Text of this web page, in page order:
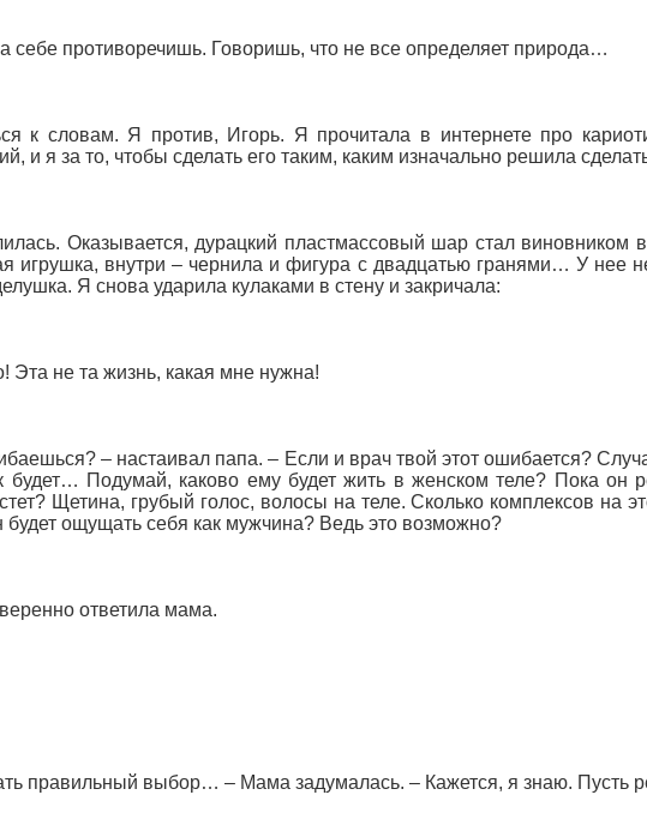
себе противоречишь. Говоришь, что не все определяет природа…
к словам. Я против, Игорь. Я прочитала в интернете про
и я за то, чтобы сделать его таким, каким изначально решила
Оказывается, дурацкий пластмассовый шар стал виновником
игрушка, внутри – чернила и фигура с двадцатью гранями… У нее
Я снова ударила кулаками в стену и закричала:
Эта не та жизнь, какая мне нужна!
– настаивал папа. – Если и врач твой этот ошибается?
будет… Подумай, каково ему будет жить в женском теле? Пока он
Щетина, грубый голос, волосы на теле. Сколько комплексов на
будет ощущать себя как мужчина? Ведь это возможно?
ответила мама.
правильный выбор… – Мама задумалась. – Кажется, я знаю. Пусть